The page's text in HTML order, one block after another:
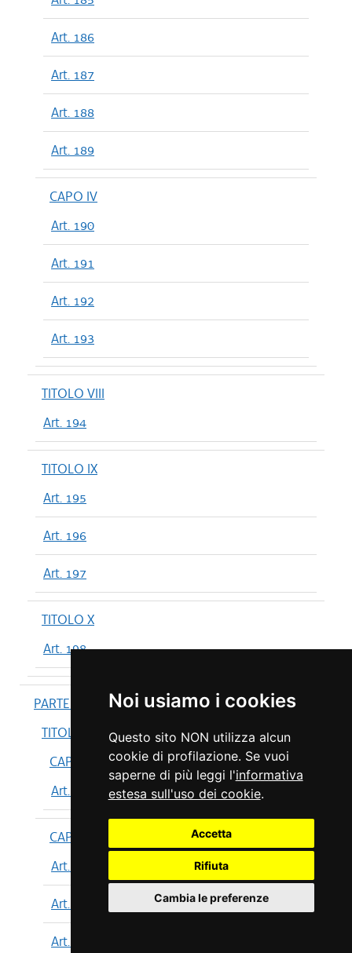
Noi usiamo i cookies
Questo sito NON utilizza alcun
cookie di profilazione. Se vuoi
saperne di più leggi l'informativa
estesa sull'uso dei cookie.
Accetta
Rifiuta
Cambia le preferenze
Art. 186
Art. 187
Art. 188
Art. 189
CAPO IV
Art. 190
Art. 191
Art. 192
Art. 193
TITOLO VIII
Art. 194
TITOLO IX
Art. 195
Art. 196
Art. 197
TITOLO X
Art. 198
PARTE IV
TITOLO I
CAPO I
Art. 199
CAPO II
Art. 200
Art. 201
Art. 202